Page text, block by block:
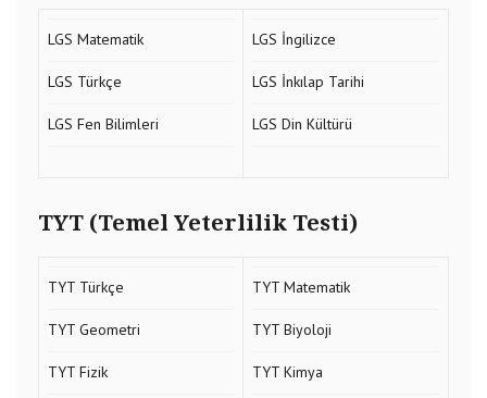
LGS Matematik
LGS Türkçe
LGS Fen Bilimleri
LGS İngilizce
LGS İnkılap Tarihi
LGS Din Kültürü
TYT (Temel Yeterlilik Testi)
TYT Türkçe
TYT Geometri
TYT Fizik
TYT Matematik
TYT Biyoloji
TYT Kimya